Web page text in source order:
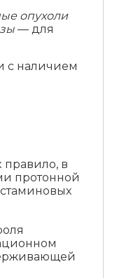
опухоли
— для
наличием
правило, в
протонной